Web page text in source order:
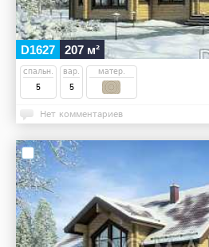
D1627 207 м²
спальн.
5
вар.
5
матер.
Нет комментариев